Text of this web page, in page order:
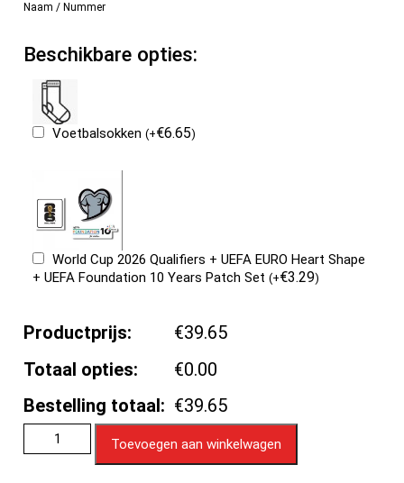
Naam / Nummer
Beschikbare opties:
Voetbalsokken(+€6.65)
World Cup 2026 Qualifiers + UEFA EURO Heart Shape
+ UEFA Foundation 10 Years Patch Set(+€3.29)
Productprijs:
€39.65
Totaal opties:
€0.00
Bestelling totaal: €39.65
Toevoegen aan winkelwagen